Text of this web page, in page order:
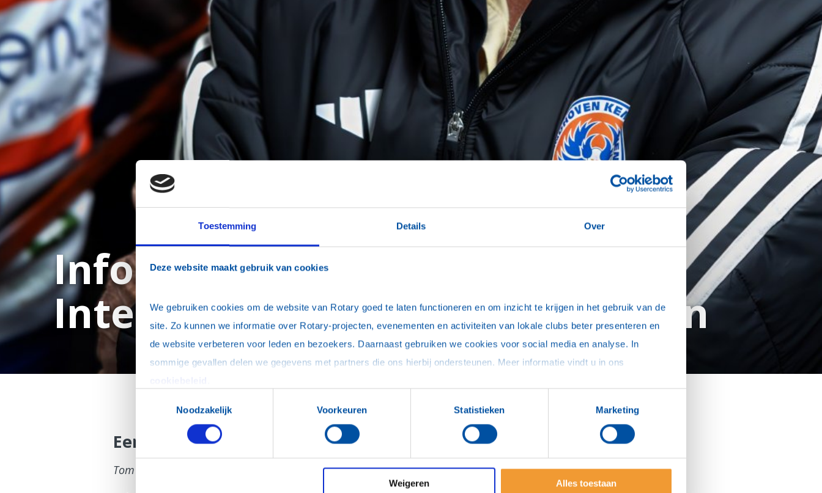
Toestemming Details Over
Deze website maakt gebruik van cookies
We gebruiken cookies om de website van Rotary goed te laten functioneren en om inzicht te krijgen in het gebruik van de
site. Zo kunnen we informatie over Rotary-projecten, evenementen en activiteiten van lokale clubs beter presenteren en
de website verbeteren voor leden en bezoekers. Daarnaast gebruiken we cookies voor social media en analyse. In
Noodzakelijk
Voorkeuren Statistieken Marketing
Weigeren Alles toestaan
Informele samenwerking bij
Interrotary Brainport Eindhoven
Een nulmeting, een SWOT-analyse en de Dunbar-norm
Tom van Doorne over bezieling en informele samenwerking bij Interrotary Brainport Eindhoven